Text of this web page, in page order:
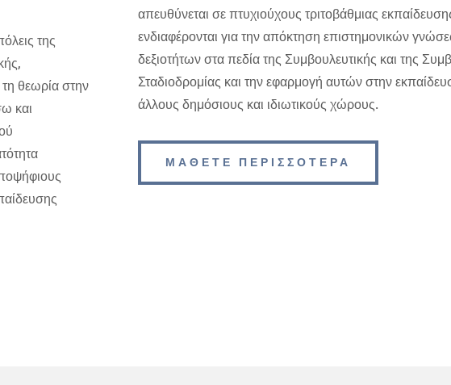
της
θεωρία στην
και
απευθύνεται σε πτυχιούχους τριτοβάθμιας
ενδιαφέρονται για την απόκτηση επιστημονικών
δεξιοτήτων στα πεδία της Συμβουλευτικής και της
Σταδιοδρομίας και την εφαρμογή αυτών στην
άλλους δημόσιους και ιδιωτικούς χώρους.
ΜΑΘΕΤΕ ΠΕΡΙΣΣΟΤΕΡΑ